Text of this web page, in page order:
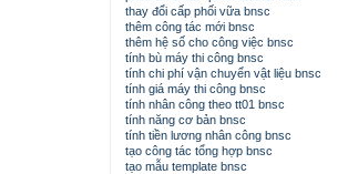
thay đổi cấp phối vữa bnsc
thêm công tác mới bnsc
thêm hệ số cho công việc bnsc
tính bù máy thi công bnsc
tính chi phí vận chuyển vật liệu bnsc
tính giá máy thi công bnsc
tính nhân công theo tt01 bnsc
tính năng cơ bản bnsc
tính tiền lương nhân công bnsc
tạo công tác tổng hợp bnsc
tạo mẫu template bnsc